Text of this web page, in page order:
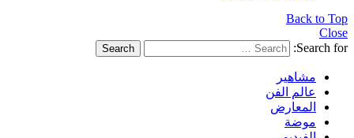
Back to Top
Close
Search for:
Search
مشاهير
عالم الفن
المعارض
موضة